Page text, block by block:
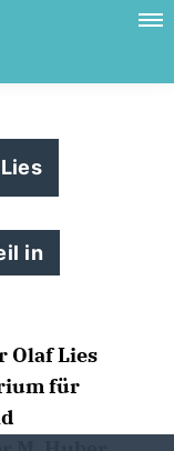
in
Olaf Lies
für